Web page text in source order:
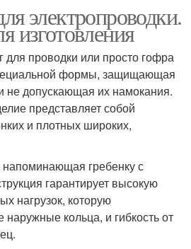
электропроводки.
изготовления
проводки или просто гофра
формы, защищающая
не допускающая их намокания.
представляет собой
и плотных широких,
напоминающая гребенку с
гарантирует высокую
нагрузок, которую
кольца, и гибкость от